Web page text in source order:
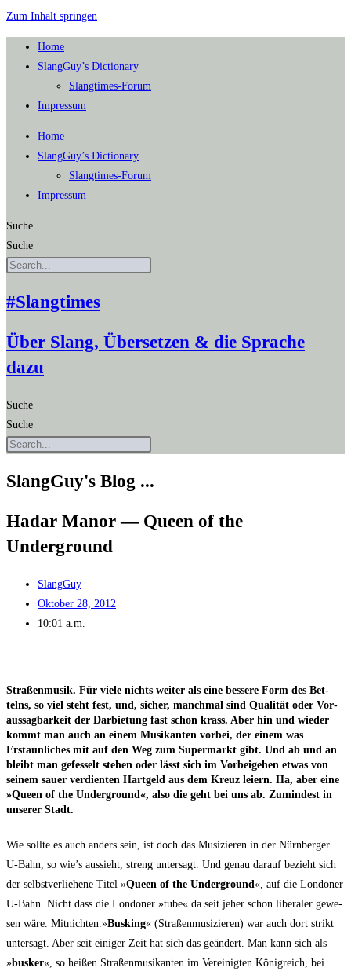
Zum Inhalt springen
Home
SlangGuy’s Dic­tion­a­ry
Slang­times-Forum
Impres­sum
Home
SlangGuy’s Dic­tion­a­ry
Slang­times-Forum
Impres­sum
Suche
Suche
#Slangtimes
Über Slang, Übersetzen & die Sprache
dazu
Suche
Suche
SlangGuy's Blog ...
Hadar Man­or — Queen of the
Underground
SlangGuy
Oktober 28, 2012
10:01 a.m.
Stra­ßen­mu­sik. Für vie­le nichts wei­ter als eine bes­se­re Form des Bet­
telns, so viel steht fest, und, sicher, manch­mal sind Qua­li­tät oder Vor­
aus­sag­bar­keit der Dar­bie­tung fast schon krass. Aber hin und wie­der
kommt man auch an einem Musi­kan­ten vor­bei, der einem was
Erstaun­li­ches mit auf den Weg zum Super­markt gibt. Und ab und an
bleibt man gefes­selt ste­hen oder lässt sich im Vor­bei­ge­hen etwas von
sei­nem sau­er ver­dien­ten Hart­geld aus dem Kreuz lei­ern. Ha, aber eine
»Queen of the Under­ground«, also die geht bei uns ab. Zumin­dest in
unse­rer Stadt.
Wie soll­te es auch anders sein, ist doch das Musi­zie­ren in der Nürn­ber­ger
U‑Bahn, so wie’s aus­sieht, streng unter­sagt. Und genau dar­auf bezieht sich
der selbst­ver­lie­he­ne Titel »Queen of the Under­ground«, auf die Lon­do­ner
U‑Bahn. Nicht dass die Lon­do­ner »tube« da seit jeher schon libe­ra­ler gewe­
sen wäre. Mit­nich­ten.»Bus­king« (Stra­ßen­mu­si­zie­ren) war auch dort strikt
unter­sagt. Aber seit eini­ger Zeit hat sich das geän­dert. Man kann sich als
»bus­ker«, so hei­ßen Stra­ßen­mu­si­kan­ten im Ver­ei­nig­ten König­reich, bei